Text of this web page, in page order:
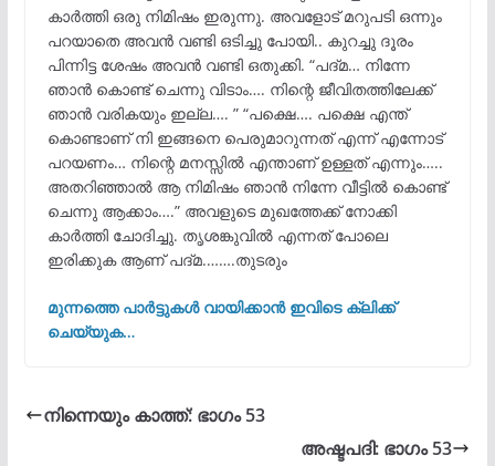
കാർത്തി ഒരു നിമിഷം ഇരുന്നു. അവളോട് മറുപടി ഒന്നും
പറയാതെ അവൻ വണ്ടി ഒടിച്ചു പോയി.. കുറച്ചു ദൂരം
പിന്നിട്ട ശേഷം അവൻ വണ്ടി ഒതുക്കി. “പദ്മ… നിന്നേ
ഞാൻ കൊണ്ട് ചെന്നു വിടാം…. നിന്റെ ജീവിതത്തിലേക്ക്
ഞാൻ വരികയും ഇല്ല…. ” “പക്ഷെ…. പക്ഷെ എന്ത്
കൊണ്ടാണ് നി ഇങ്ങനെ പെരുമാറുന്നത് എന്ന് എന്നോട്
പറയണം… നിന്റെ മനസ്സിൽ എന്താണ് ഉള്ളത് എന്നും…..
അതറിഞ്ഞാൽ ആ നിമിഷം ഞാൻ നിന്നേ വീട്ടിൽ കൊണ്ട്
ചെന്നു ആക്കാം….” അവളുടെ മുഖത്തേക്ക് നോക്കി
കാർത്തി ചോദിച്ചു. തൃശങ്കുവിൽ എന്നത് പോലെ
ഇരിക്കുക ആണ് പദ്മ.…….തുടരും
മുന്നത്തെ പാർട്ടുകൾ വായിക്കാൻ ഇവിടെ ക്ലിക്ക്
ചെയ്യുക…
നിന്നെയും കാത്ത്: ഭാഗം 53
അഷ്ടപദി: ഭാഗം 53